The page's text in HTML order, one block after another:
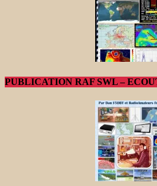
PUBLICATION RAF SWL –